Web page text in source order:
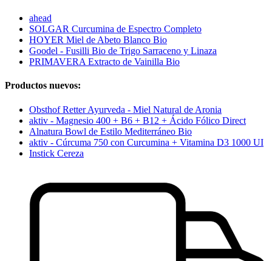
ahead
SOLGAR Curcumina de Espectro Completo
HOYER Miel de Abeto Blanco Bio
Goodel - Fusilli Bio de Trigo Sarraceno y Linaza
PRIMAVERA Extracto de Vainilla Bio
Productos nuevos:
Obsthof Retter Ayurveda - Miel Natural de Aronia
aktiv - Magnesio 400 + B6 + B12 + Ácido Fólico Direct
Alnatura Bowl de Estilo Mediterráneo Bio
aktiv - Cúrcuma 750 con Curcumina + Vitamina D3 1000 UI
Instick Cereza